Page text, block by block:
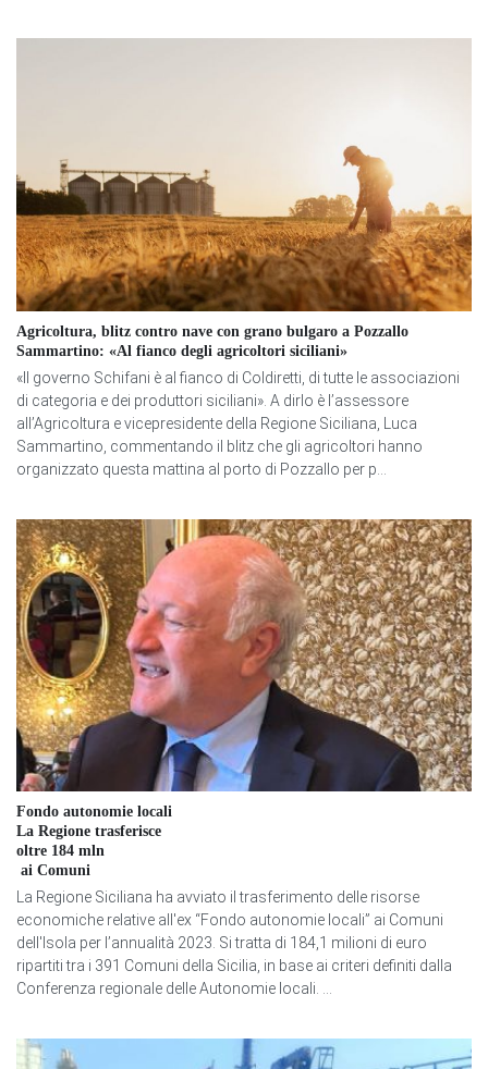
Agricoltura, blitz contro nave con grano bulgaro a Pozzallo
Sammartino: «Al fianco degli agricoltori siciliani»
«Il governo Schifani è al fianco di Coldiretti, di tutte le associazioni
di categoria e dei produttori siciliani». A dirlo è l’assessore
all’Agricoltura e vicepresidente della Regione Siciliana, Luca
Sammartino, commentando il blitz che gli agricoltori hanno
organizzato questa mattina al porto di Pozzallo per p...
Fondo autonomie locali
La Regione trasferisce
oltre 184 mln
ai Comuni
La Regione Siciliana ha avviato il trasferimento delle risorse
economiche relative all'ex “Fondo autonomie locali” ai Comuni
dell'Isola per l’annualità 2023. Si tratta di 184,1 milioni di euro
ripartiti tra i 391 Comuni della Sicilia, in base ai criteri definiti dalla
Conferenza regionale delle Autonomie locali. ...